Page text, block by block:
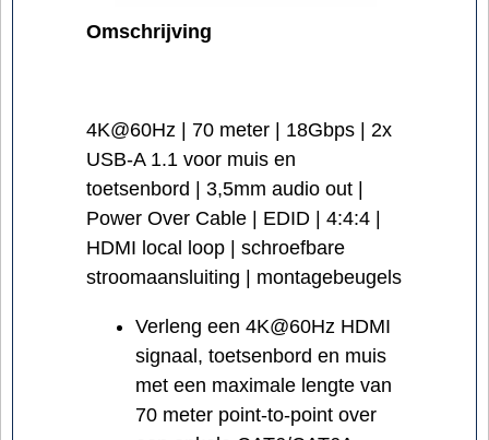
Omschrijving
4K@60Hz | 70 meter | 18Gbps | 2x
USB-A 1.1 voor muis en
toetsenbord | 3,5mm audio out |
Power Over Cable | EDID | 4:4:4 |
HDMI local loop | schroefbare
stroomaansluiting | montagebeugels
Verleng een 4K@60Hz HDMI
signaal, toetsenbord en muis
met een maximale lengte van
70 meter point-to-point over